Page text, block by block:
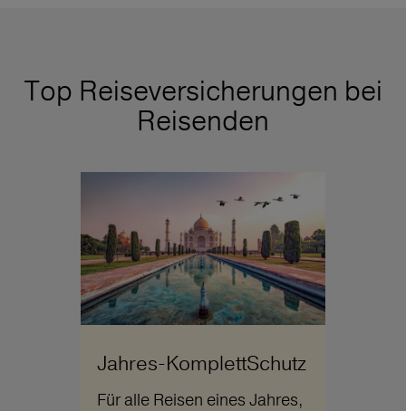
Top Reiseversicherungen bei
Reisenden
Jahres-KomplettSchutz
Für alle Reisen eines Jahres,